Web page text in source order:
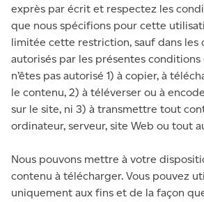
exprès par écrit et respectez les
que nous spécifions pour cette
limitée cette restriction, sauf dans les
autorisés par les présentes conditions
n’êtes pas autorisé 1) à copier, à
le contenu, 2) à téléverser ou à
sur le site, ni 3) à transmettre tout
ordinateur, serveur, site Web ou tout
Nous pouvons mettre à votre
contenu à télécharger. Vous pouvez
uniquement aux fins et de la façon